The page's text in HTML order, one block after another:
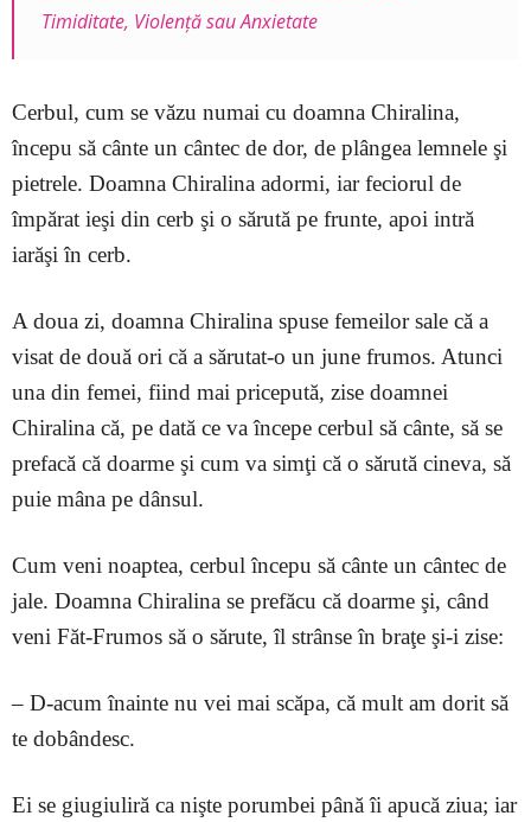
Timiditate, Violență sau Anxietate
Cerbul, cum se văzu numai cu doamna Chiralina,
începu să cânte un cântec de dor, de plângea lemnele şi
pietrele. Doamna Chiralina adormi, iar feciorul de
împărat ieşi din cerb şi o sărută pe frunte, apoi intră
iarăşi în cerb.
A doua zi, doamna Chiralina spuse femeilor sale că a
visat de două ori că a sărutat-o un june frumos. Atunci
una din femei, fiind mai pricepută, zise doamnei
Chiralina că, pe dată ce va începe cerbul să cânte, să se
prefacă că doarme şi cum va simţi că o sărută cineva, să
puie mâna pe dânsul.
Cum veni noaptea, cerbul începu să cânte un cântec de
jale. Doamna Chiralina se prefăcu că doarme şi, când
veni Făt-Frumos să o sărute, îl strânse în braţe şi-i zise:
– D-acum înainte nu vei mai scăpa, că mult am dorit să
te dobândesc.
Ei se giugiuliră ca nişte porumbei până îi apucă ziua; iar